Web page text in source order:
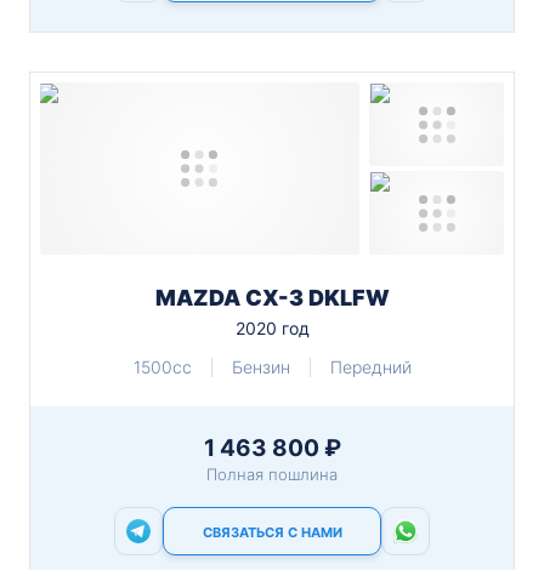
MAZDA CX-3 DKLFW
2020 год
1500cc
Бензин Передний
1 463 800 ₽
Полная пошлина
СВЯЗАТЬСЯ С НАМИ